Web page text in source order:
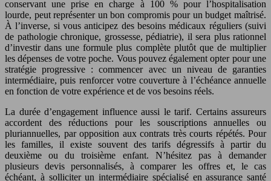
conservant une prise en charge à 100 % pour l’hospitalisation
lourde, peut représenter un bon compromis pour un budget maîtrisé.
À l’inverse, si vous anticipez des besoins médicaux réguliers (suivi
de pathologie chronique, grossesse, pédiatrie), il sera plus rationnel
d’investir dans une formule plus complète plutôt que de multiplier
les dépenses de votre poche. Vous pouvez également opter pour une
stratégie progressive : commencer avec un niveau de garanties
intermédiaire, puis renforcer votre couverture à l’échéance annuelle
en fonction de votre expérience et de vos besoins réels.
La durée d’engagement influence aussi le tarif. Certains assureurs
accordent des réductions pour les souscriptions annuelles ou
pluriannuelles, par opposition aux contrats très courts répétés. Pour
les familles, il existe souvent des tarifs dégressifs à partir du
deuxième ou du troisième enfant. N’hésitez pas à demander
plusieurs devis personnalisés, à comparer les offres et, le cas
échéant, à solliciter un intermédiaire spécialisé en assurance santé